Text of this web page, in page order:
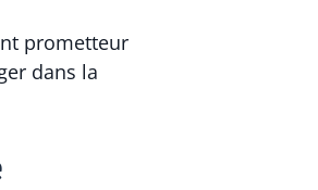
prometteur
dans la